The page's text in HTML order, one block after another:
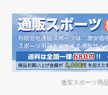
激安スポーツ用